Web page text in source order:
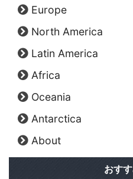
Europe
North America
Latin America
Africa
Oceania
Antarctica
About
おす